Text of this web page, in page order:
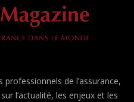
de l’assurance,
l’actualité, les enjeux et les